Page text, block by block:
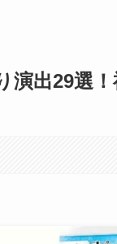
演出29選